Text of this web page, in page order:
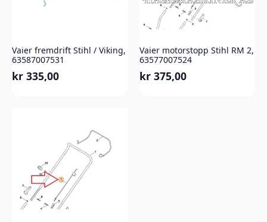
Vaier fremdrift Stihl / Viking,
63587007531
kr 335,00
Vaier motorstopp Stihl RM 2,
63577007524
kr 375,00